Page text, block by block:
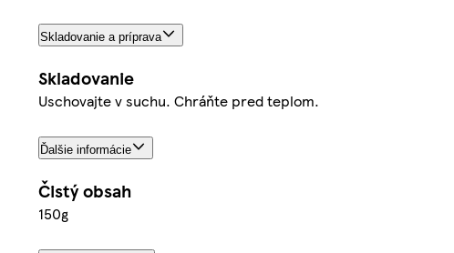
Skladovanie a príprava
Skladovanie
Uschovajte v suchu. Chráňte pred teplom.
Ďalšie informácie
Čistý obsah
150g